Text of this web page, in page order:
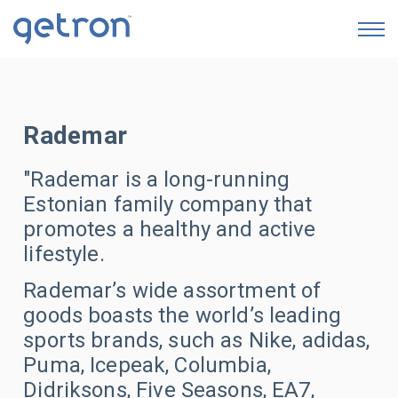
Eczane Süreç Dijitalleştirme & Otomasyon Servisi
Ecza Depoları Veri Analizi
İTS Yönetim & Operasyon Sistemi
Karekod Bazında İlaç Yaşam Döngüsü
Raporlaması
İkmal & Satış Noktaları Arası Stok Hareketiyle
Envanter Optimizasyonu
İndirim, Tekrar Satın Alma/Sipariş & Listeden
Rademar
"Rademar is a long-running
Estonian family company that
promotes a healthy and active
lifestyle.
Rademar’s wide assortment of
goods boasts the world’s leading
sports brands, such as Nike, adidas,
Puma, Icepeak, Columbia,
Didriksons, Five Seasons, EA7,